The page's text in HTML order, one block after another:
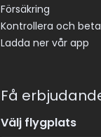
Försäkring
Kontrollera och
Ladda ner vår app
Få
Välj flygplats